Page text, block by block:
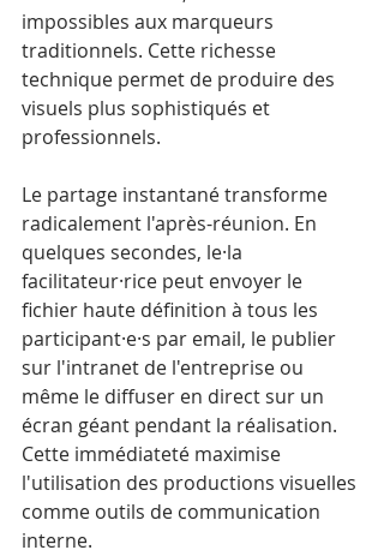
impossibles aux marqueurs
traditionnels. Cette richesse
technique permet de produire des
visuels plus sophistiqués et
professionnels.
Le partage instantané transforme
radicalement l'après-réunion. En
quelques secondes, le·la
facilitateur·rice peut envoyer le
fichier haute définition à tous les
participant·e·s par email, le publier
sur l'intranet de l'entreprise ou
même le diffuser en direct sur un
écran géant pendant la réalisation.
Cette immédiateté maximise
l'utilisation des productions visuelles
comme outils de communication
interne.